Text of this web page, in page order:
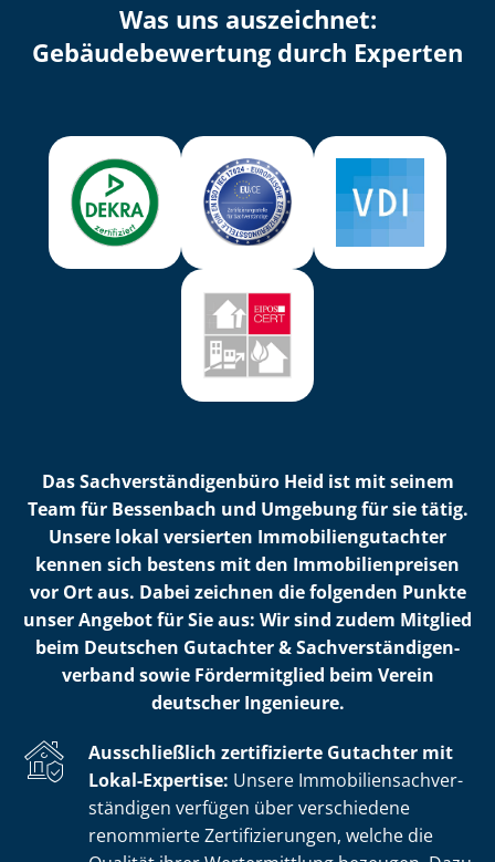
Was uns auszeichnet:
Ge­bäu­de­be­wer­tung durch Experten
Das Sach­ver­stän­di­gen­bü­ro Heid ist mit seinem
Team für Bessenbach und Umgebung für sie tätig.
Unsere lokal versierten Im­mo­bi­li­en­gut­ach­ter
kennen sich bestens mit den Im­mo­bi­li­en­prei­sen
vor Ort aus. Dabei zeichnen die folgenden Punkte
unser Angebot für Sie aus: Wir sind zudem Mitglied
beim Deutschen Gutachter & Sach­ver­stän­di­gen­
ver­band sowie Fördermitglied beim Verein
deutscher Ingenieure.
Ausschließlich zertifizierte Gutachter mit
Lokal-Expertise: Unsere Im­mo­bi­li­en­sach­ver­
stän­di­gen verfügen über verschiedene
renommierte Zer­ti­fi­zie­run­gen, welche die